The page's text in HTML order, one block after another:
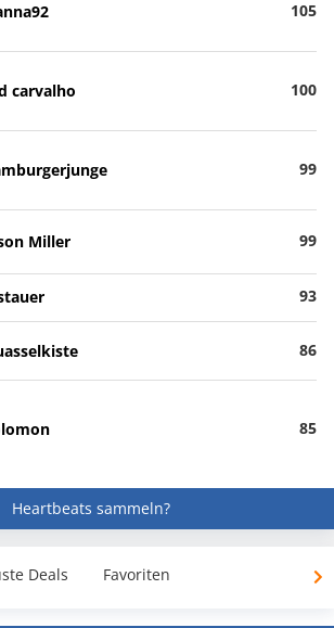
105
carvalho 100
99
Miller 99
93
86
85
Heartbeats sammeln?
Deals Favoriten